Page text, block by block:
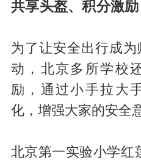
共享头盔、积分激
为了让安全出行成
动，北京多所学校
励，通过小手拉大
化，增强大家的安全
北京第一实验小学红